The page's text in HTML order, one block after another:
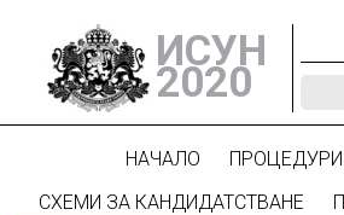
ИСУН
2020
НАЧАЛО
СХЕМИ ЗА КАНДИДАТСТВАНЕ